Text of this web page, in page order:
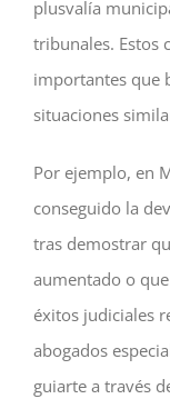
plusvalía
tribunales. Estos
importantes que
situaciones
Por ejemplo, en
conseguido la
tras demostrar
aumentado o
éxitos judiciales
abogados
guiarte a través